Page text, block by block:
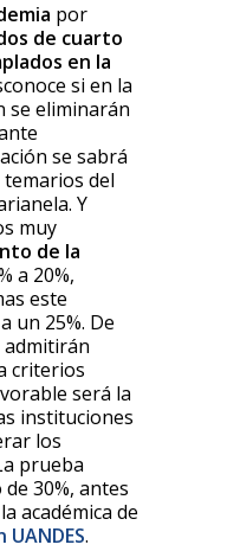
por
de cuarto
en la
si en la
se eliminarán
se sabrá
del
Y
muy
de la
a 20%,
este
un 25%. De
admitirán
criterios
será la
instituciones
los
prueba
30%, antes
académica de
.